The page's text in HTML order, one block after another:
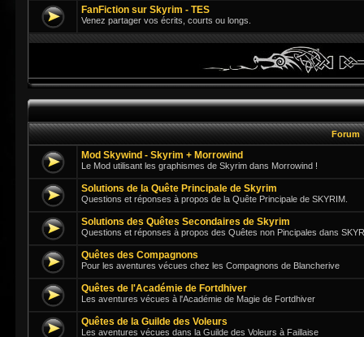
FanFiction sur Skyrim - TES
Venez partager vos écrits, courts ou longs.
Forum
Mod Skywind - Skyrim + Morrowind
Le Mod utilisant les graphismes de Skyrim dans Morrowind !
Solutions de la Quête Principale de Skyrim
Questions et réponses à propos de la Quête Principale de SKYRIM.
Solutions des Quêtes Secondaires de Skyrim
Questions et réponses à propos des Quêtes non Pincipales dans
Quêtes des Compagnons
Pour les aventures vécues chez les Compagnons de Blancherive
Quêtes de l'Académie de Fortdhiver
Les aventures vécues à l'Académie de Magie de Fortdhiver
Quêtes de la Guilde des Voleurs
Les aventures vécues dans la Guilde des Voleurs à Faillaise